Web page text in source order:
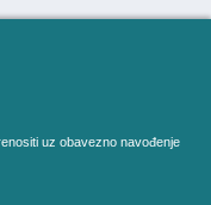
uz obavezno navođenje